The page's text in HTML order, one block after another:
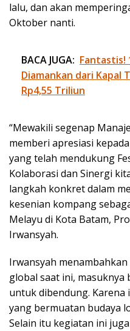
lalu, dan akan
Oktober nanti.
BACA JUGA: Fantastis!
Diamankan dari Kapal
Rp4,55 Triliun
“Mewakili segenap
memberi apresiasi
yang telah mendukung
Kolaborasi dan Sinergi
langkah konkret dalam
kesenian kompang
Melayu di Kota Batam,
Irwansyah.
Irwansyah
global saat ini, masuknya
untuk dibendung. Karena
yang bermuatan budaya
Selain itu kegiatan ini